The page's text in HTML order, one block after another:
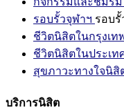
รอบรั้วจุฬาฯ รอบรั้
ชีวิตนิสิตในกรุงเท
ชีวิตนิสิตในประเท
สุขภาวะทางใจนิสิ
บริการนิสิต